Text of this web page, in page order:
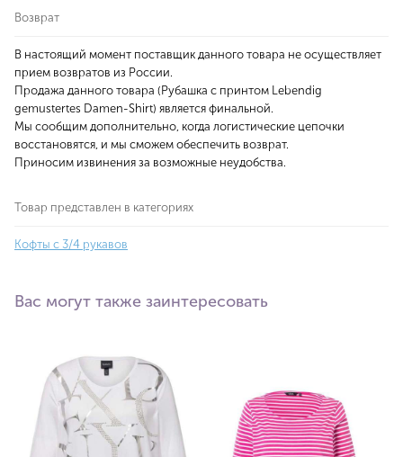
Возврат
В настоящий момент поставщик данного товара не осуществляет
прием возвратов из России.
Продажа данного товара (Рубашка с принтом Lebendig
gemustertes Damen-Shirt) является финальной.
Мы сообщим дополнительно, когда логистические цепочки
восстановятся, и мы сможем обеспечить возврат.
Приносим извинения за возможные неудобства.
Товар представлен в категориях
Кофты с 3/4 рукавов
Вас могут также заинтересовать